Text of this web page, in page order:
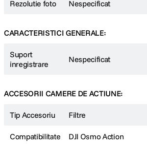
Rezolutie foto Nespecificat
CARACTERISTICI GENERALE:
Suport
inregistrare
Nespecificat
ACCESORII CAMERE DE ACTIUNE:
Tip Accesoriu Filtre
Compatibilitate DJI Osmo Action